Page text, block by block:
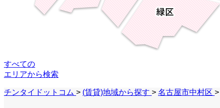
すべての
エリアから検索
チンタイドットコム > (賃貸)地域から探す > 名古屋市中村区 >